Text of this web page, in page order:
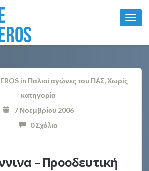
Toggle
in Παλιοί αγώνες του ΠΑΣ,Χωρίς
κατηγορία
7 Νοεμβρίου 2006
0 Σχόλια
– Προοδευτική